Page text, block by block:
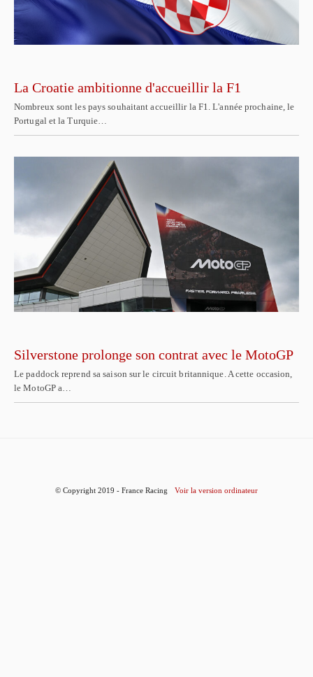
La Croatie ambitionne d'accueillir la F1
Nombreux sont les pays souhaitant accueillir la F1. L'année prochaine, le
Portugal et la Turquie…
Silverstone prolonge son contrat avec le MotoGP
Le paddock reprend sa saison sur le circuit britannique. A cette occasion,
le MotoGP a…
© Copyright 2019 - France Racing Voir la version ordinateur